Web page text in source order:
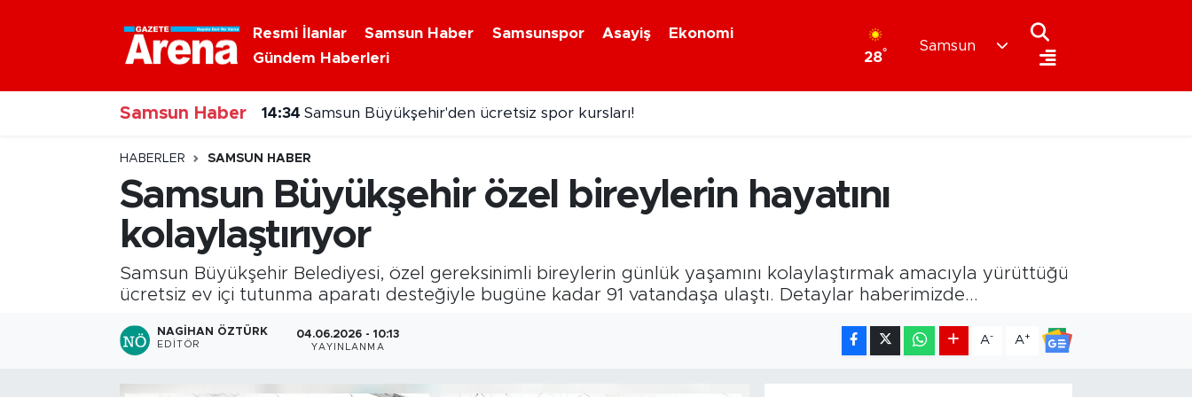
Resmi İlanlar Samsun Haber Samsunspor Asayiş
Ekonomi
Gündem Haberleri
28°
Samsun
Samsun Haber 14:24 Samsun'da çalıştığı inşaattan kablo çalan hırsız tutuklandı
HABERLER SAMSUN HABER
Samsun Büyükşehir özel bireylerin hayatını
kolaylaştırıyor
Samsun Büyükşehir Belediyesi, özel gereksinimli bireylerin günlük yaşamını kolaylaştırmak amacıyla yürüttüğü
ücretsiz ev içi tutunma aparatı desteğiyle bugüne kadar 91 vatandaşa ulaştı. Detaylar haberimizde...
NAGIHAN ÖZTÜRK
EDITÖR
04.06.2026 - 10:13
YAYINLANMA
A- A+
Nöbetçi Eczaneler
Hava Durumu
Samsun Namaz Vakitleri
Trafik Durumu
Süper Lig Puan Durumu ve Fikstür
Tüm Manşetler
Son Dakika Haberleri
Haber Arşivi